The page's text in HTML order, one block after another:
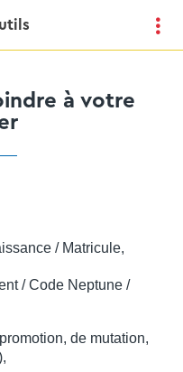
à votre
/ Matricule,
/ Code Neptune /
de mutation,